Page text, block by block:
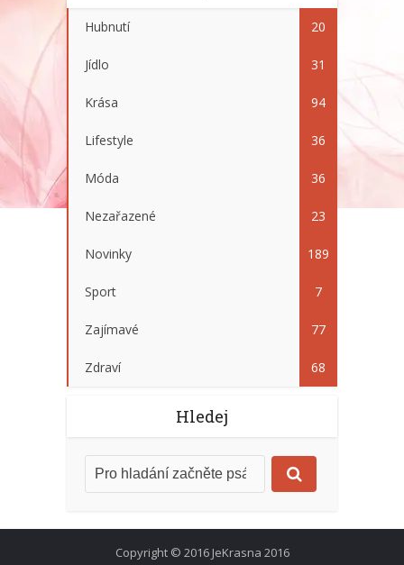
Hubnutí 20
Jídlo 31
Krása 94
Lifestyle 36
Móda 36
Nezařazené 23
Novinky 189
Sport 7
Zajímavé 77
Zdraví 68
Hledej
Copyright © 2016 JeKrasna 2016